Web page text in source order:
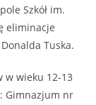
Szkół im.
eliminacje
Tuska.
w wieku 12-13
Gimnazjum nr